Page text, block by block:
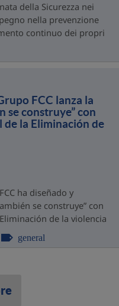
della Sicurezza nei
nella prevenzione
continuo dei propri
FCC lanza la
se construye” con
la Eliminación de
ha diseñado y
se construye” con
de la violencia
general